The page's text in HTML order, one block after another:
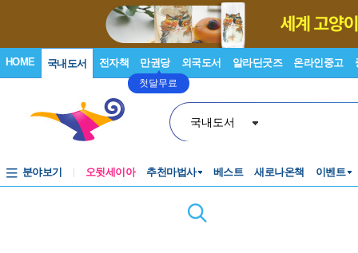
HOME 국내도서 전자책 만권당
첫달무료
외국도서 알라딘굿즈 온라인중고
국내도서
분야보기 오뒷세이아 추천마법사 베스트 새로나온책 이벤트